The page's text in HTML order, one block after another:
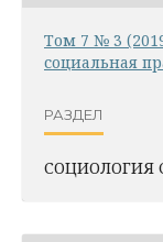
Том 7 № 3
социальная
РАЗДЕЛ
СОЦИОЛОГИЯ